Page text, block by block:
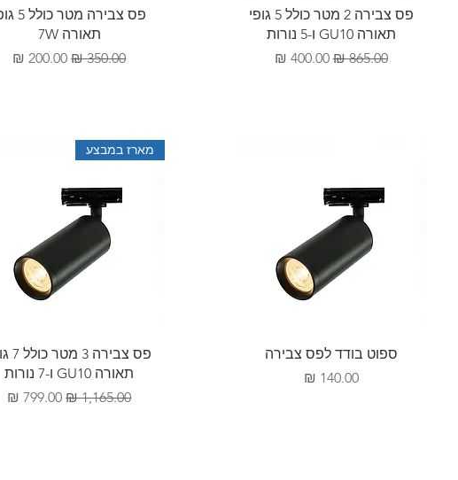
תצוגה מהירה
פס צבירה 2 מטר כולל 5 גופי
תאורה GU10 ו-5 נורות
מחיר רגיל‏865.00 ‏₪ מחיר מבצע‏400.00 ‏₪
תצוגה מהירה
פס צבירה מטר
תאורה 7W
מחיר רגיל‏350.00 ‏₪ מחיר מבצע
תצוגה מהירה
ספוט בודד לפס צבירה
מחיר‏140.00 ‏₪
תצוגה מהירה
מארז במבצע
פס צבירה 3
תאורה GU10 ו-7 נורות
מחיר רגיל‏1,165.00 ‏₪ מחיר מבצע